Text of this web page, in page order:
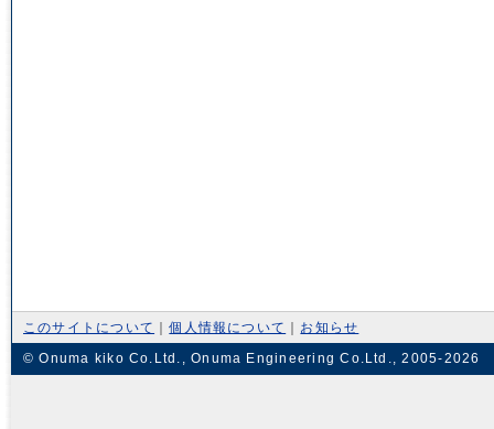
このサイトについて ｜個人情報について
お知らせ
© Onuma kiko Co.Ltd., Onuma Engineering Co.Ltd., 2005-2026